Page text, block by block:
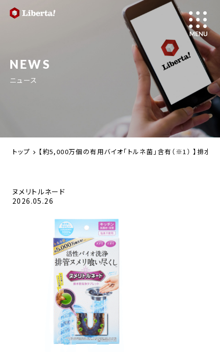
NEWS
ニュース
トップ 【約5,000万個の有用バイオ「トルネ菌」含有（※1） 】排水
ヌメリトルネード
2026.05.26